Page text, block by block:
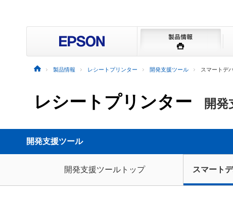
製品情報 レシートプリンター 開発支援ツール スマートデ
レシートプリンター 開
開発支援ツール
開発支援ツールトップ スマート